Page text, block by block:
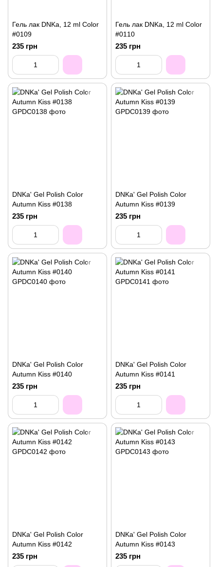
Гель лак DNKa, 12 ml Color
#0109
235 грн
Гель лак DNKa, 12 ml Color
#0110
235 грн
DNKa' Gel Polish Color
Autumn Kiss #0138
235 грн
DNKa' Gel Polish Color
Autumn Kiss #0139
235 грн
DNKa' Gel Polish Color
Autumn Kiss #0140
235 грн
DNKa' Gel Polish Color
Autumn Kiss #0141
235 грн
DNKa' Gel Polish Color
Autumn Kiss #0142
235 грн
DNKa' Gel Polish Color
Autumn Kiss #0143
235 грн